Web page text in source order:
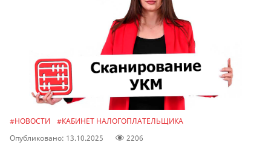
#НОВОСТИ
#КАБИНЕТ НАЛОГОПЛАТЕЛЬЩИКА
Опубликовано: 13.10.2025
2206